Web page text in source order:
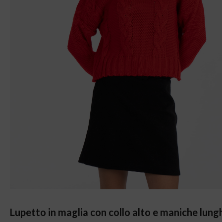
Lupetto in maglia con collo alto e maniche